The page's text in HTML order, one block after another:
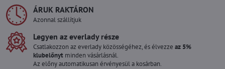
ÁRUK RAKTÁRON
Azonnal szállítjuk
Legyen az everlady része
Csatlakozzon az everlady közösségéhez, és élvezze az 5%
klubelőnyt minden vásárlásnál.
Az előny automatikusan érvényesül a kosárban.